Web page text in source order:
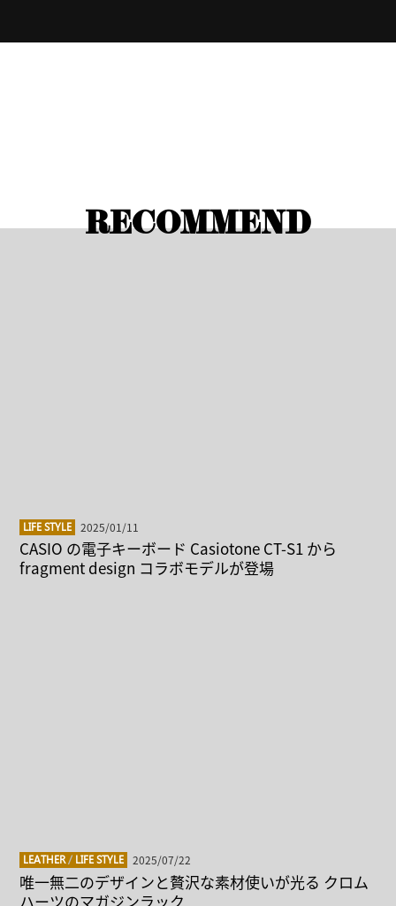
RECOMMEND
LIFE STYLE 2025/01/11
CASIO の電子キーボード Casiotone CT-S1 から
fragment design コラボモデルが登場
LEATHER/ LIFE STYLE 2025/07/22
唯一無二のデザインと贅沢な素材使いが光る クロム
ハーツのマガジンラック